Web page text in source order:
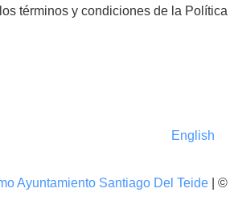
términos y condiciones de la
English
Ayuntamiento Santiago Del Teide |